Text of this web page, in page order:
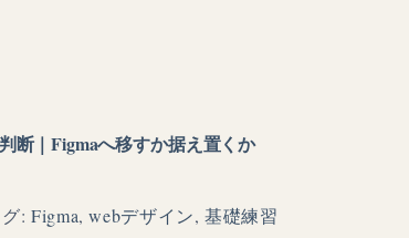
断｜Figmaへ移すか据え置くか
: Figma,webデザイン,基礎練習